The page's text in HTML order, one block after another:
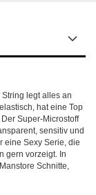
legt alles an
hat eine Top
Super-Microstoff
sensitiv und
eine Sexy Serie, die
gern vorzeigt. In
Schnitte,